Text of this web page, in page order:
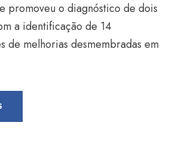
promoveu o diagnóstico de dois
a identificação de 14
de melhorias desmembradas em